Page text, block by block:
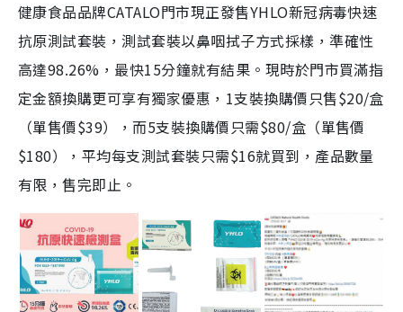
健康食品品牌CATALO門市現正發售YHLO新冠病毒快速
抗原測試套裝，測試套裝以鼻咽拭子方式採樣，準確性
高達98.26%，最快15分鐘就有結果。現時於門市買滿指
定金額換購更可享有獨家優惠，1支裝換購價只售$20/盒
（單售價$39），而5支裝換購價只需$80/盒（單售價
$180），平均每支測試套裝只需$16就買到，產品數量
有限，售完即止。